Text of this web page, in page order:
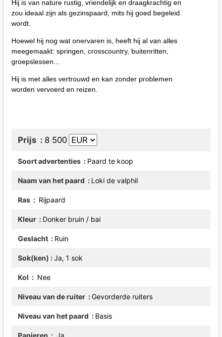
Hij is van nature rustig, vriendelijk en draagkrachtig en
zou ideaal zijn als gezinspaard, mits hij goed begeleid
wordt.
Hoewel hij nog wat onervaren is, heeft hij al van alles
meegemaakt: springen, crosscountry, buitenritten,
groepslessen...
Hij is met alles vertrouwd en kan zonder problemen
worden vervoerd en reizen.
Prijs 8 500
Soort advertenties Paard te koop
Naam van het paard Loki de valphil
Ras Rijpaard
Kleur Donker bruin / bai
Geslacht Ruin
Sok(ken) Ja, 1 sok
Kol Nee
Niveau van de ruiter Gevorderde ruiters
Niveau van het paard Basis
Papieren Ja